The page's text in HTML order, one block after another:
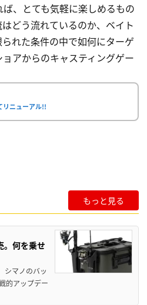
、とても気軽に楽しめるもの
どう流れているのか、ベイト
れた条件の中で如何にターゲ
アからのキャスティングゲー
リニューアル!!
もっと見る
。何を乗せ
シマノのバッ
的アップデー